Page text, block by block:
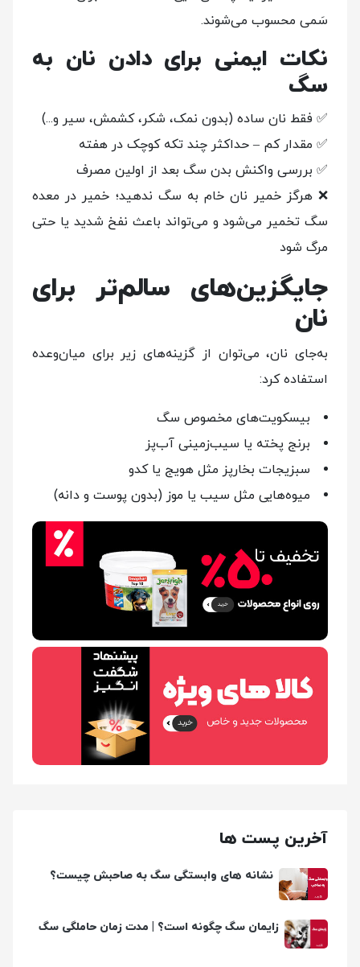
سَمی محسوب می‌شوند.
نکات ایمنی برای دادن نان به
سگ
✅ فقط نان ساده (بدون نمک، شکر، کشمش، سیر و...)
✅ مقدار کم – حداکثر چند تکه کوچک در هفته
✅ بررسی واکنش بدن سگ بعد از اولین مصرف
❌ هرگز خمیر نان خام به سگ ندهید؛ خمیر در معده
سگ تخمیر می‌شود و می‌تواند باعث نفخ شدید یا حتی
مرگ شود
جایگزین‌های سالم‌تر برای
نان
به‌جای نان، می‌توان از گزینه‌های زیر برای میان‌وعده
استفاده کرد:
بیسکویت‌های مخصوص سگ
برنج پخته یا سیب‌زمینی آب‌پز
سبزیجات بخارپز مثل هویج یا کدو
میوه‌هایی مثل سیب یا موز (بدون پوست و دانه)
آخرین پست ها
نشانه های وابستگی سگ به صاحبش چیست؟
زایمان سگ چگونه است؟ | مدت زمان حاملگی سگ